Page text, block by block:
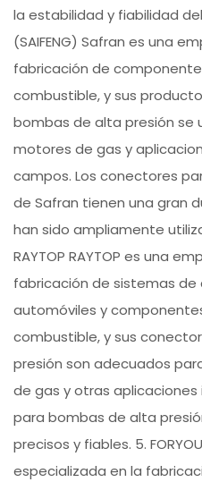
la estabilidad y fiabilidad
(SAIFENG) Safran es una
fabricación de
combustible, y sus
bombas de alta presión se
motores de gas y
campos. Los conectores
de Safran tienen una gran
han sido ampliamente
RAYTOP RAYTOP es una
fabricación de sistemas
automóviles y
combustible, y sus
presión son adecuados
de gas y otras
para bombas de alta
precisos y fiables. 5.
especializada en la